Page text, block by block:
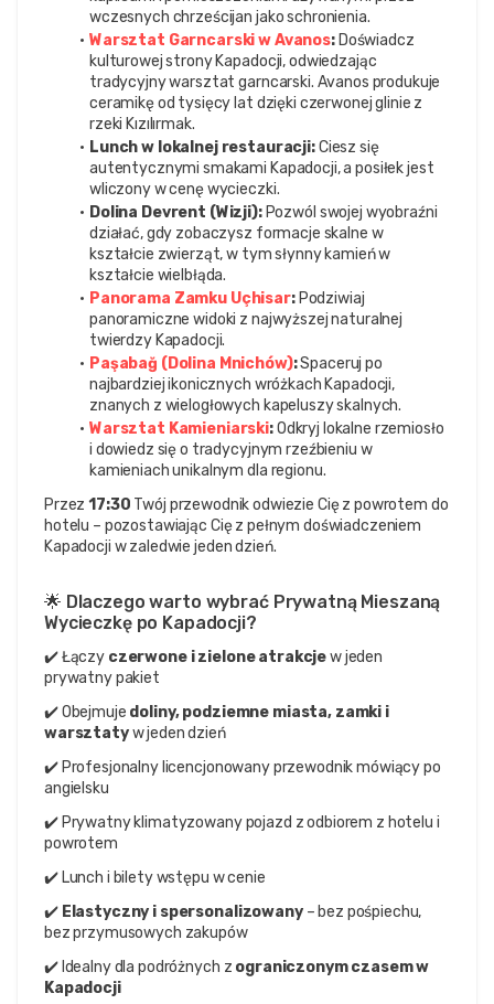
wczesnych chrześcijan jako schronienia.
Warsztat Garncarski w Avanos: Doświadcz
kulturowej strony Kapadocji, odwiedzając
tradycyjny warsztat garncarski. Avanos produkuje
ceramikę od tysięcy lat dzięki czerwonej glinie z
rzeki Kızılırmak.
Lunch w lokalnej restauracji: Ciesz się
autentycznymi smakami Kapadocji, a posiłek jest
wliczony w cenę wycieczki.
Dolina Devrent (Wizji): Pozwól swojej wyobraźni
działać, gdy zobaczysz formacje skalne w
kształcie zwierząt, w tym słynny kamień w
kształcie wielbłąda.
Panorama Zamku Uçhisar: Podziwiaj
panoramiczne widoki z najwyższej naturalnej
twierdzy Kapadocji.
Paşabağ (Dolina Mnichów): Spaceruj po
najbardziej ikonicznych wróżkach Kapadocji,
znanych z wielogłowych kapeluszy skalnych.
Warsztat Kamieniarski: Odkryj lokalne rzemiosło
i dowiedz się o tradycyjnym rzeźbieniu w
kamieniach unikalnym dla regionu.
Przez 17:30 Twój przewodnik odwiezie Cię z powrotem do
hotelu – pozostawiając Cię z pełnym doświadczeniem
Kapadocji w zaledwie jeden dzień.
🌟 Dlaczego warto wybrać Prywatną Mieszaną
Wycieczkę po Kapadocji?
✔️ Łączy czerwone i zielone atrakcje w jeden
prywatny pakiet
✔️ Obejmuje doliny, podziemne miasta, zamki i
warsztaty w jeden dzień
✔️ Profesjonalny licencjonowany przewodnik mówiący po
angielsku
✔️ Prywatny klimatyzowany pojazd z odbiorem z hotelu i
powrotem
✔️ Lunch i bilety wstępu w cenie
✔️ Elastyczny i spersonalizowany – bez pośpiechu,
bez przymusowych zakupów
✔️ Idealny dla podróżnych z ograniczonym czasem w
Kapadocji